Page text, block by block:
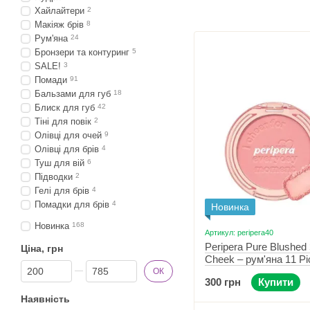
Новинка
Артикул: peripera40
Peripera Pure Blushed
Cheek – рум'яна 11
300 грн
Купити
Хайлайтери 2
Макіяж брів 8
Рум'яна 24
Бронзери та контуринг 5
SALE! 3
Помади 91
Бальзами для губ 18
Блиск для губ 42
Тіні для повік 2
Олівці для очей 9
Олівці для брів 4
Туш для вій 6
Підводки 2
Гелі для брів 4
Помадки для брів 4
Новинка 168
Ціна, грн
Від Ціна, грн
До Ціна, грн ОК
Наявність